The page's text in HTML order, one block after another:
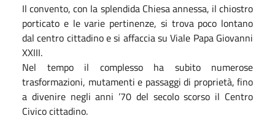
Il convento, con la splendida Chiesa annessa, il chiostro
porticato e le varie pertinenze, si trova poco lontano
dal centro cittadino e si affaccia su Viale Papa Giovanni
XXIII.
Nel tempo il complesso ha subito numerose
trasformazioni, mutamenti e passaggi di proprietà, fino
a divenire negli anni ’70 del secolo scorso il Centro
Civico cittadino.